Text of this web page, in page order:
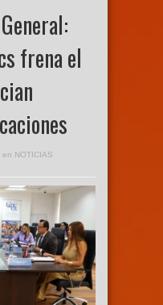
frena el
en NOTICIAS